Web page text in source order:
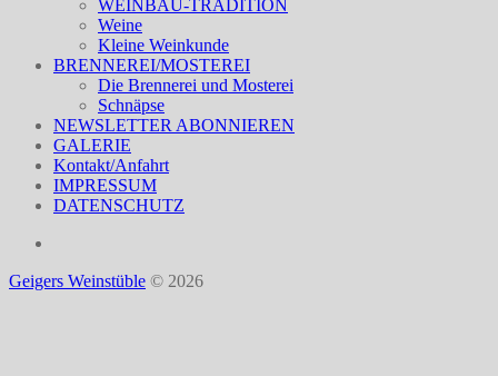
WEINBAU-TRADITION
Weine
Kleine Weinkunde
BRENNEREI/MOSTEREI
Die Brennerei und Mosterei
Schnäpse
NEWSLETTER ABONNIEREN
GALERIE
Kontakt/Anfahrt
IMPRESSUM
DATENSCHUTZ
Geigers Weinstüble © 2026